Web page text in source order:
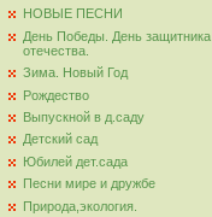
НОВЫЕ ПЕСНИ
День Победы. День защитника
отечества.
Зима. Новый Год
Рождество
Выпускной в д.саду
Детский сад
Юбилей дет.сада
Песни мире и дружбе
Природа,экология.